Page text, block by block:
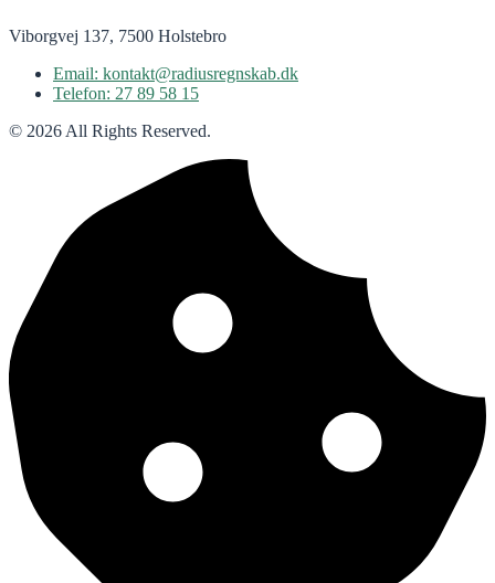
Viborgvej 137, 7500 Holstebro
Email: kontakt@radiusregnskab.dk
Telefon: 27 89 58 15
© 2026 All Rights Reserved.